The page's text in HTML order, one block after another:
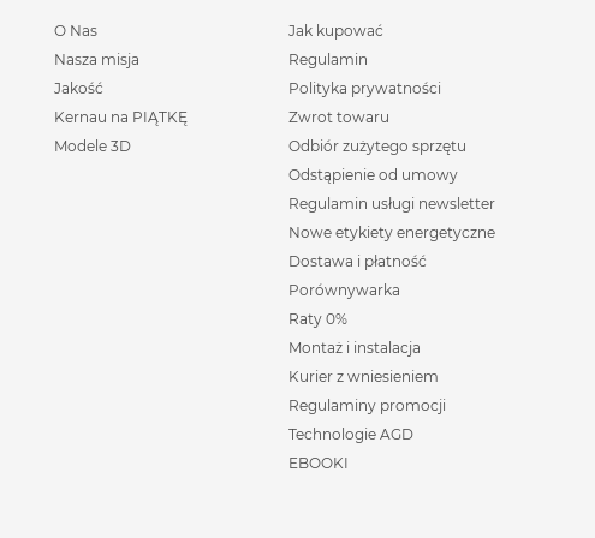
O Nas
Nasza misja
Jakość
Kernau na PIĄTKĘ
Modele 3D
Jak kupować
Regulamin
Polityka prywatności
Zwrot towaru
Odbiór zużytego sprzętu
Odstąpienie od umowy
Regulamin usługi newsletter
Nowe etykiety energetyczne
Dostawa i płatność
Porównywarka
Raty 0%
Montaż i instalacja
Kurier z wniesieniem
Regulaminy promocji
Technologie AGD
EBOOKI